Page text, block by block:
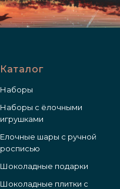
Каталог
Наборы
Наборы с ёлочными
игрушками
Елочные шары с ручной
росписью
Шоколадные подарки
Шоколадные плитки с